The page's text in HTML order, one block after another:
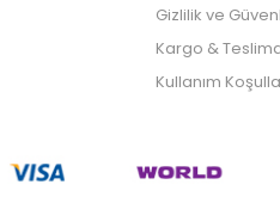
Gizlilik ve
Kargo &
Kullanım